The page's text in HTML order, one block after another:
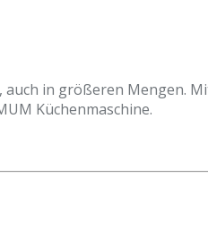
in größeren Mengen.
Küchenmaschine.